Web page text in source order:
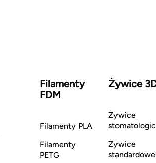
Filamenty
FDM
Filamenty PLA
Filamenty
PETG
Żywice
Żywice
Żywice
standardowe